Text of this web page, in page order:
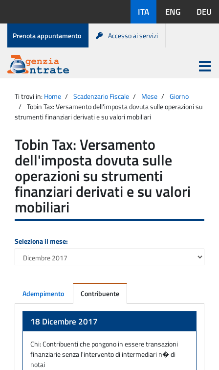
contenuto
disponibili:
ITA ENG DEU
Menu
di
servizio
Prenota appuntamento Accesso ai servizi
Agenzia
Entrate
Apri
menu
principale
Ti trovi in: Home Scadenzario Fiscale Mese
Giorno
Tobin Tax: Versamento dell'imposta dovuta sulle operazioni su
strumenti finanziari derivati e su valori mobiliari
Tobin Tax: Versamento
dell'imposta dovuta sulle
operazioni su strumenti
finanziari derivati e su valori
mobiliari
Seleziona il mese:
Adempimento Contribuente
18 Dicembre 2017
Chi:Contribuenti che pongono in essere transazioni
finanziarie senza l'intervento di intermediari n� di
notai